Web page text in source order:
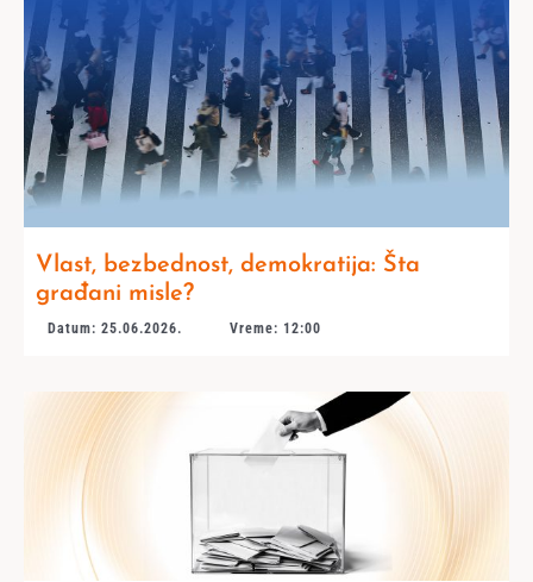
Vlast, bezbednost, demokratija: Šta
građani misle?
Datum: 25.06.2026. Vreme: 12:00